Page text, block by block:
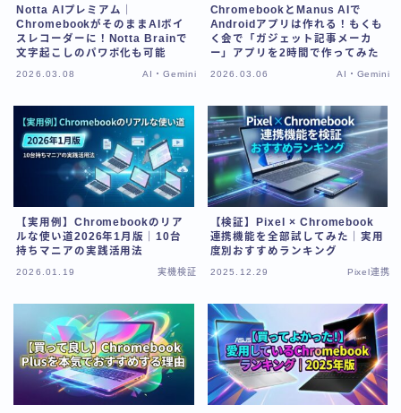
Notta AIプレミアム｜
ChromebookがそのままAIボイ
スレコーダーに！Notta Brainで
文字起こしのパワポ化も可能
2026.03.08 AI・Gemini
ChromebookとManus AIで
Androidアプリは作れる！もくも
く会で「ガジェット記事メーカ
ー」アプリを2時間で作ってみた
2026.03.06 AI・Gemini
【実用例】Chromebookのリア
ルな使い道2026年1月版｜10台
持ちマニアの実践活用法
2026.01.19 実機検証
【検証】Pixel × Chromebook
連携機能を全部試してみた｜実用
度別おすすめランキング
2025.12.29 Pixel連携